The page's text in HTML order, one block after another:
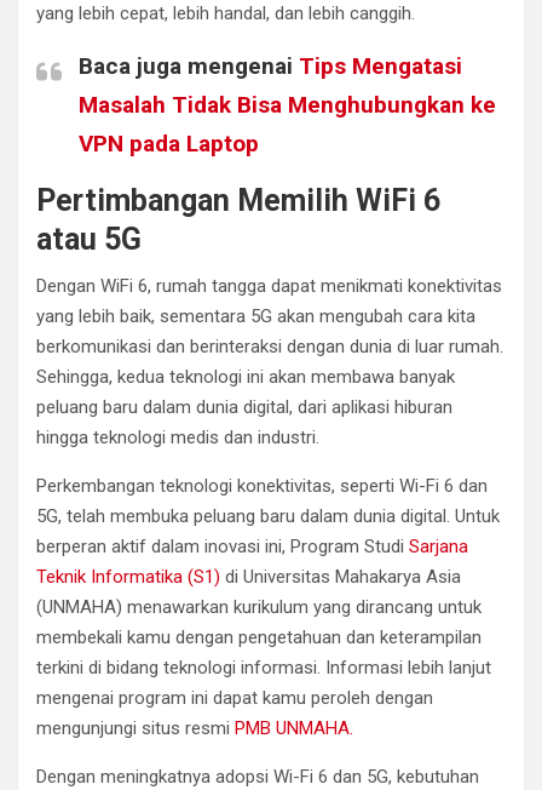
yang lebih cepat, lebih handal, dan lebih canggih.
Baca juga mengenai Tips Mengatasi
Masalah Tidak Bisa Menghubungkan ke
VPN pada Laptop
Pertimbangan Memilih WiFi 6
atau 5G
Dengan WiFi 6, rumah tangga dapat menikmati konektivitas
yang lebih baik, sementara 5G akan mengubah cara kita
berkomunikasi dan berinteraksi dengan dunia di luar rumah.
Sehingga, kedua teknologi ini akan membawa banyak
peluang baru dalam dunia digital, dari aplikasi hiburan
hingga teknologi medis dan industri.
Perkembangan teknologi konektivitas, seperti Wi-Fi 6 dan
5G, telah membuka peluang baru dalam dunia digital. Untuk
berperan aktif dalam inovasi ini, Program Studi Sarjana
Teknik Informatika (S1) di Universitas Mahakarya Asia
(UNMAHA) menawarkan kurikulum yang dirancang untuk
membekali kamu dengan pengetahuan dan keterampilan
terkini di bidang teknologi informasi. Informasi lebih lanjut
mengenai program ini dapat kamu peroleh dengan
mengunjungi situs resmi PMB UNMAHA.
Dengan meningkatnya adopsi Wi-Fi 6 dan 5G, kebutuhan